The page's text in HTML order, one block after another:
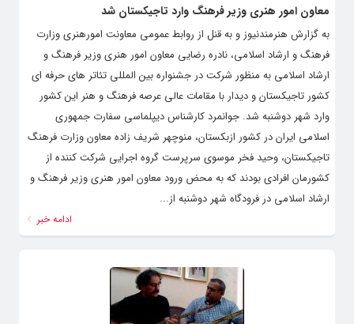
معاون امور هنری وزیر فرهنگ وارد تاجیکستان شد
به گزارش هنرمندنیوز و به قنل از روابط عمومی معاونت امورهنری وزارت
فرهنگ و ارشاد اسلامی، نادره رضایی معاون امور هنری وزیر فرهنگ و
ارشاد اسلامی به منظور شرکت در جشنواره بین المللی تئاتر های حرفه ای
کشور تاجیکستان و دیدار با مقامات عالی عرصه فرهنگ و هنر این کشور
وارد شهر دوشنبه شد. جوانمرد کارشناس دیپلماسی سفارت جمهوری
اسلامی ایران در کشور ازبکستان، منوچهر شریف زاده معاون وزارت فرهنگ
تاجیکستان، وحید فخر موسوی سرپرست گروه اجرایی شرکت کننده از
کشورمان افرادی بودند که به محض ورود معاون امور هنری وزیر فرهنگ و
ارشاد اسلامی در فرودگاه شهر دوشنبه از...
ادامه خبر